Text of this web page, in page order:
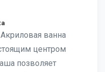
ванна
центром
позволяет